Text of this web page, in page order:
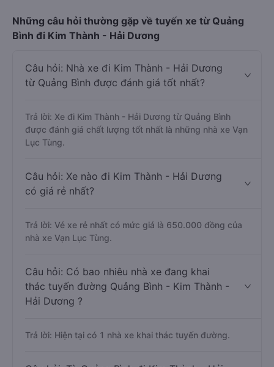
Những câu hỏi thường gặp về tuyến xe từ Quảng
Bình đi Kim Thành - Hải Dương
Câu hỏi: Nhà xe đi Kim Thành - Hải Dương
từ Quảng Bình được đánh giá tốt nhất?
Trả lời: Xe đi Kim Thành - Hải Dương từ Quảng Bình
được đánh giá chất lượng tốt nhất là những nhà xe Vạn
Lục Tùng.
Câu hỏi: Xe nào đi Kim Thành - Hải Dương
có giá rẻ nhất?
Trả lời: Vé xe rẻ nhất có mức giá là 650.000 đồng của
nhà xe Vạn Lục Tùng.
Câu hỏi: Có bao nhiêu nhà xe đang khai
thác tuyến đường Quảng Bình - Kim Thành -
Hải Dương ?
Trả lời: Hiện tại có 1 nhà xe khai thác tuyến đường.